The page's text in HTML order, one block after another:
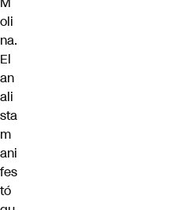
oli
na.
El
an
ali
sta
m
ani
fes
tó